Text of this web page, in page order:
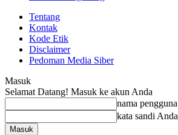
Tentang
Kontak
Kode Etik
Disclaimer
Pedoman Media Siber
Masuk
Selamat Datang! Masuk ke akun Anda
nama pengguna
kata sandi Anda